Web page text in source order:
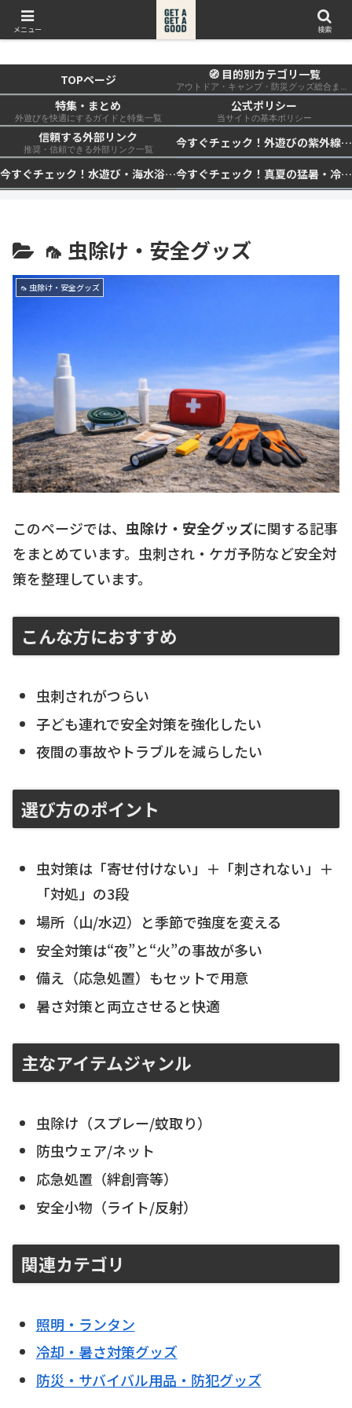
get a get a good
TOPページ 🧭 目的別カテゴリ一覧
アウトドア・キャンプ・防災グッズ総合まとめ
特集・まとめ
外遊びを快適にするガイドと特集一覧
公式ポリシー
当サイトの基本ポリシー
信頼する外部リンク
推奨・信頼できる外部リンク一覧
今すぐチェック！外遊びの紫外線対策・日差し快適化計画｜帽子・日傘・ウェア・日焼け止めを総まとめ☀️🏕️👓
今すぐチェック！水遊び・海水浴の快適化計画｜浮き輪・服装・日陰・安全対策を総まとめ🏖️🌊✨
今すぐチェック！真夏の猛暑・冷却・保冷快適化計画｜外遊び・キャンプ・車中泊の暑さ対策を総まとめ☀️🧊🏕️
🦟 虫除け・安全グッズ
🦟 虫除け・安全グッズ
このページでは、 虫除け・安全グッズに関する記事
をまとめています。虫刺され・ケガ予防など安全対
策を整理しています。
こんな方におすすめ
虫刺されがつらい
子ども連れで安全対策を強化したい
夜間の事故やトラブルを減らしたい
選び方のポイント
虫対策は「寄せ付けない」＋「刺されない」＋
「対処」の3段
場所（山/水辺）と季節で強度を変える
安全対策は“夜”と“火”の事故が多い
備え（応急処置）もセットで用意
暑さ対策と両立させると快適
主なアイテムジャンル
虫除け（スプレー/蚊取り）
防虫ウェア/ネット
応急処置（絆創膏等）
安全小物（ライト/反射）
関連カテゴリ
照明・ランタン
冷却・暑さ対策グッズ
防災・サバイバル用品・防犯グッズ
メニュー 検索